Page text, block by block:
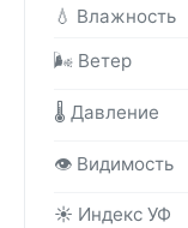
💧 Влажность
🌬️ Ветер
🌡️ Давление
👁️ Видимость
☀️ Индекс УФ